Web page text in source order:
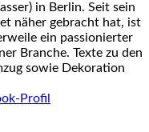
in Berlin. Seit sein
näher gebracht hat, ist
ein passionierter
Branche. Texte zu den
sowie Dekoration